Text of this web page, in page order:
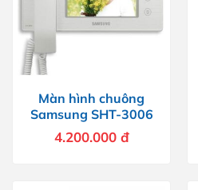
Màn hình chuông
Samsung SHT-3006
4.200.000 đ